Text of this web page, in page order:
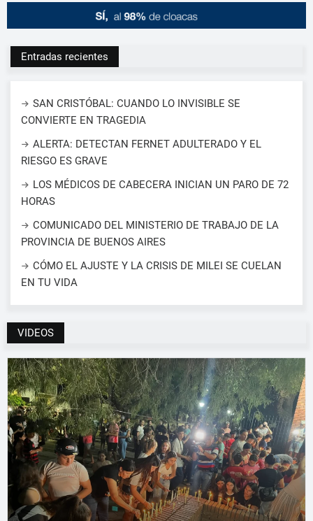
Entradas recientes
SAN CRISTÓBAL: CUANDO LO INVISIBLE SE
CONVIERTE EN TRAGEDIA
ALERTA: DETECTAN FERNET ADULTERADO Y EL
RIESGO ES GRAVE
LOS MÉDICOS DE CABECERA INICIAN UN PARO DE 72
HORAS
COMUNICADO DEL MINISTERIO DE TRABAJO DE LA
PROVINCIA DE BUENOS AIRES
CÓMO EL AJUSTE Y LA CRISIS DE MILEI SE CUELAN
EN TU VIDA
VIDEOS